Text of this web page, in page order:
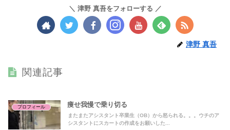
津野 真吾をフォローする
津野 真吾
関連記事
プロフィール 痩せ我慢で乗り切る
またまたアシスタント卒業生（OB）から怒られる。。。ウチのア
シスタントにスカートの作成をお願いした...